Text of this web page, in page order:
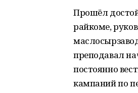
Прошёл
райкоме,
преподавал
постоянно
кампаний по